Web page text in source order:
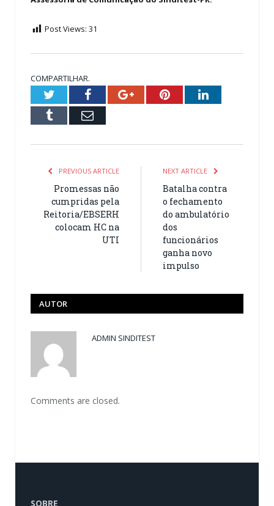
Post Views: 31
COMPARTILHAR.
TwitterFacebookGoogle+PinterestLinkedIn
Tumblr Email
PREVIOUS ARTICLE
Promessas não
cumpridas pela
Reitoria/EBSERH
colocam HC na
UTI
NEXT ARTICLE
Batalha contra
o fechamento
do ambulatório
dos
funcionários
ganha novo
impulso
AUTOR
ADMIN SINDITEST
Comments are closed.
SOBRE